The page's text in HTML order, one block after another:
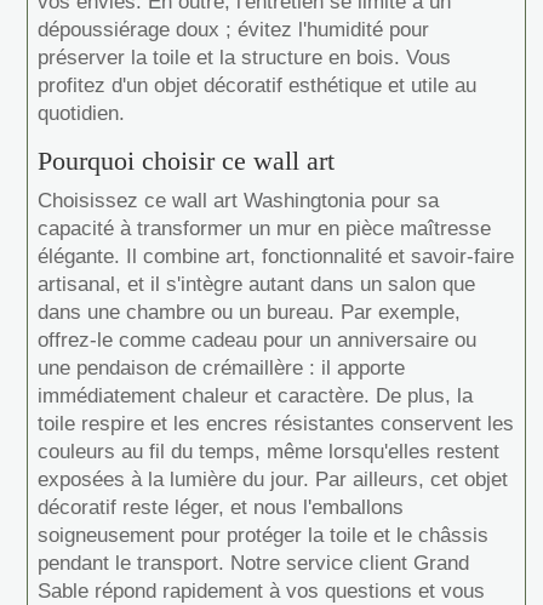
dépoussiérage doux ; évitez l'humidité pour
préserver la toile et la structure en bois. Vous
profitez d'un objet décoratif esthétique et utile au
quotidien.
Pourquoi choisir ce wall art
Choisissez ce wall art Washingtonia pour sa
capacité à transformer un mur en pièce maîtresse
élégante. Il combine art, fonctionnalité et savoir-faire
artisanal, et il s'intègre autant dans un salon que
dans une chambre ou un bureau. Par exemple,
offrez-le comme cadeau pour un anniversaire ou
une pendaison de crémaillère : il apporte
immédiatement chaleur et caractère. De plus, la
toile respire et les encres résistantes conservent les
couleurs au fil du temps, même lorsqu'elles restent
exposées à la lumière du jour. Par ailleurs, cet objet
décoratif reste léger, et nous l'emballons
soigneusement pour protéger la toile et le châssis
pendant le transport. Notre service client Grand
Sable répond rapidement à vos questions et vous